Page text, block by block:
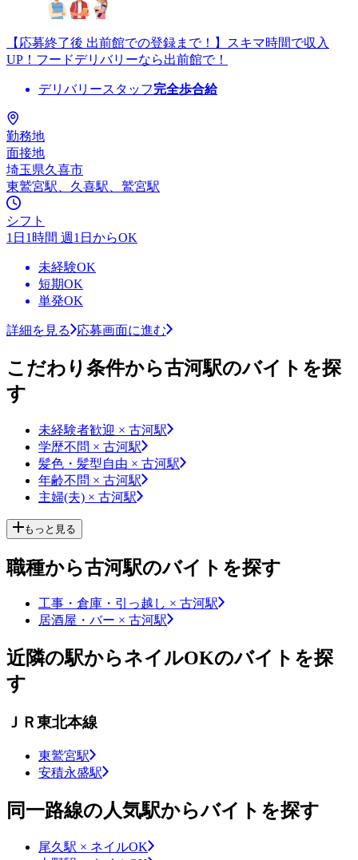
【応募終了後 出前館での登録まで！】スキマ時間で収入
UP！フードデリバリーなら出前館で！
デリバリースタッフ完全歩合給
勤務地
面接地
埼玉県久喜市
東鷲宮駅、久喜駅、鷲宮駅
シフト
1日1時間 週1日からOK
未経験OK
短期OK
単発OK
詳細を見る 応募画面に進む
こだわり条件から古河駅のバイトを探
す
未経験者歓迎 × 古河駅
学歴不問 × 古河駅
髪色・髪型自由 × 古河駅
年齢不問 × 古河駅
主婦(夫) × 古河駅
もっと見る
職種から古河駅のバイトを探す
工事・倉庫・引っ越し × 古河駅
居酒屋・バー × 古河駅
近隣の駅からネイルOKのバイトを探
す
ＪＲ東北本線
東鷲宮駅
安積永盛駅
同一路線の人気駅からバイトを探す
尾久駅 × ネイルOK